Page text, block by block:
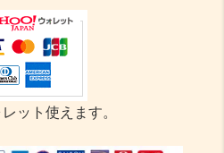
ット使えます。